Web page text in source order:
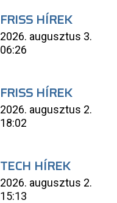
FRISS HÍREK
2026. augusztus 3.
06:26
FRISS HÍREK
2026. augusztus 2.
18:02
TECH HÍREK
2026. augusztus 2.
15:13